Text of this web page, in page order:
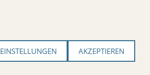
EINSTELLUNGEN AKZEPTIEREN